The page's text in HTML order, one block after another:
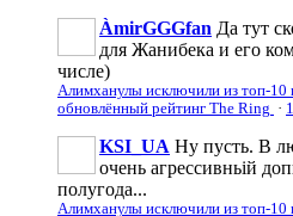
ÀmirGGGfan Да тут
для Жанибека и его
числе)
Алимханулы исключили из топ-10
обновлённый рейтинг The Ring ·
KSI_UA Ну пусть. В
очень агрессивньій
полугода...
Алимханулы исключили из топ-10